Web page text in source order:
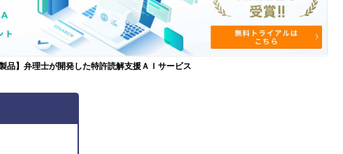
製品】弁理士が開発した特許読解支援ＡＩサービス